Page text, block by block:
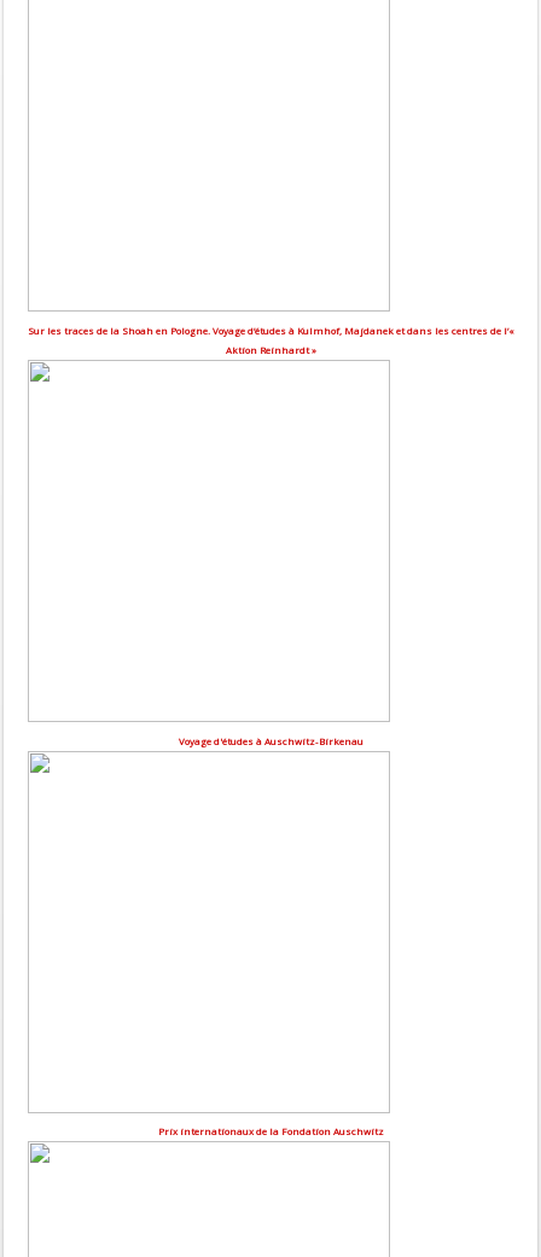
Sur les traces de la Shoah en Pologne. Voyage d’études à Kulmhof, Majdanek et dans les centres de l’«
Aktion Reinhardt »
Voyage d'études à Auschwitz-Birkenau
Prix internationaux de la Fondation Auschwitz